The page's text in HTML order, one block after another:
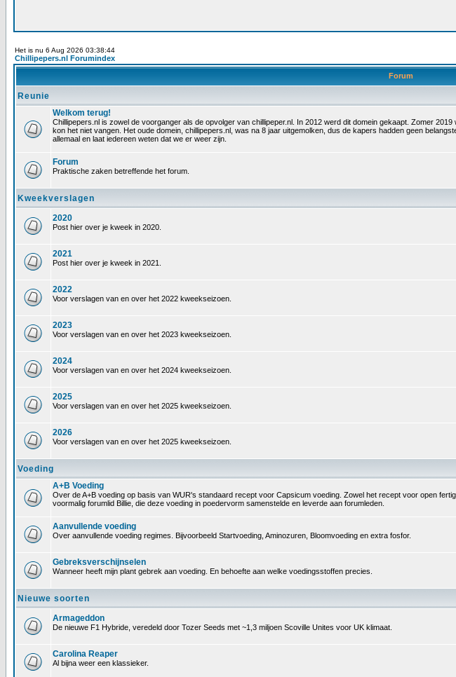
Het is nu 6 Aug 2026 03:38:44
Chillipepers.nl Forumindex
Forum
Reunie
Welkom terug!
Chillipepers.nl is zowel de voorganger als de opvolger van chillipeper.nl. In 2012 werd dit domein gekaapt. Zomer
kon het niet vangen. Het oude domein, chillipepers.nl, was na 8 jaar uitgemolken, dus de kapers hadden geen
allemaal en laat iedereen weten dat we er weer zijn.
Forum
Praktische zaken betreffende het forum.
Kweekverslagen
2020
Post hier over je kweek in 2020.
2021
Post hier over je kweek in 2021.
2022
Voor verslagen van en over het 2022 kweekseizoen.
2023
Voor verslagen van en over het 2023 kweekseizoen.
2024
Voor verslagen van en over het 2024 kweekseizoen.
2025
Voor verslagen van en over het 2025 kweekseizoen.
2026
Voor verslagen van en over het 2025 kweekseizoen.
Voeding
A+B Voeding
Over de A+B voeding op basis van WUR's standaard recept voor Capsicum voeding. Zowel het recept voor open
voormalig forumlid Billie, die deze voeding in poedervorm samenstelde en leverde aan forumleden.
Aanvullende voeding
Over aanvullende voeding regimes. Bijvoorbeeld Startvoeding, Aminozuren, Bloomvoeding en extra fosfor.
Gebreksverschijnselen
Wanneer heeft mijn plant gebrek aan voeding. En behoefte aan welke voedingsstoffen precies.
Nieuwe soorten
Armageddon
De nieuwe F1 Hybride, veredeld door Tozer Seeds met ~1,3 miljoen Scoville Unites voor UK klimaat.
Carolina Reaper
Al bijna weer een klassieker.